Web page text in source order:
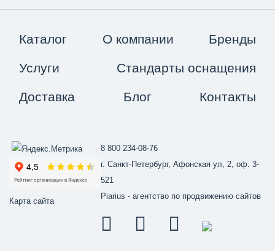
Каталог О компании Бренды
Услуги Стандарты оснащения
Доставка Блог Контакты
Карта сайта
8 800 234-08-76
г. Санкт-Петербург, Афонская ул, 2, оф. 3-
521
Piarius - агентство по продвижению сайтов